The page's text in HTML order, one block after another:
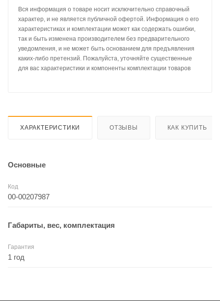
Вся информация о товаре носит исключительно справочный
характер, и не является публичной офертой. Информация о его
характеристиках и комплектации может как содержать ошибки,
так и быть изменена производителем без предварительного
уведомления, и не может быть основанием для предъявления
каких-либо претензий. Пожалуйста, уточняйте существенные
для вас характеристики и компоненты комплектации товаров
ХАРАКТЕРИСТИКИ ОТЗЫВЫ КАК КУПИТЬ
Основные
Код
00-00207987
Габариты, вес, комплектация
Гарантия
1 год